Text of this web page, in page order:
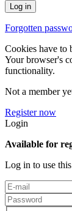
Forgotten
Cookies have to
Your browser's
functionality.
Not a member
Register now
Login
Available for
Log in to use